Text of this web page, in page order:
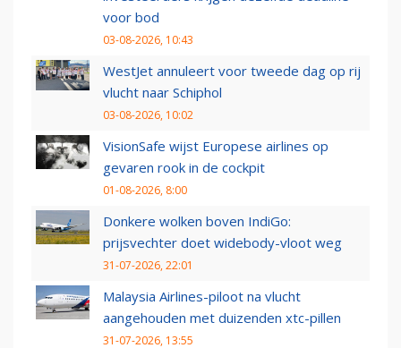
voor bod
03-08-2026, 10:43
WestJet annuleert voor tweede dag op rij
vlucht naar Schiphol
03-08-2026, 10:02
VisionSafe wijst Europese airlines op
gevaren rook in de cockpit
01-08-2026, 8:00
Donkere wolken boven IndiGo:
prijsvechter doet widebody-vloot weg
31-07-2026, 22:01
Malaysia Airlines-piloot na vlucht
aangehouden met duizenden xtc-pillen
31-07-2026, 13:55